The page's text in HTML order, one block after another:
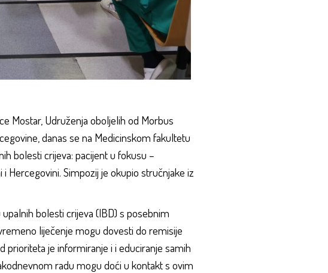
Mostar, Udruženja oboljelih od Morbus
danas se na Medicinskom fakultetu
bolesti crijeva: pacijent u fokusu –
Hercegovini. Simpozij je okupio stručnjake iz
bolesti crijeva (IBD) s posebnim
liječenje mogu dovesti do remisije
prioriteta je informiranje i i educiranje samih
radu mogu doći u kontakt s ovim